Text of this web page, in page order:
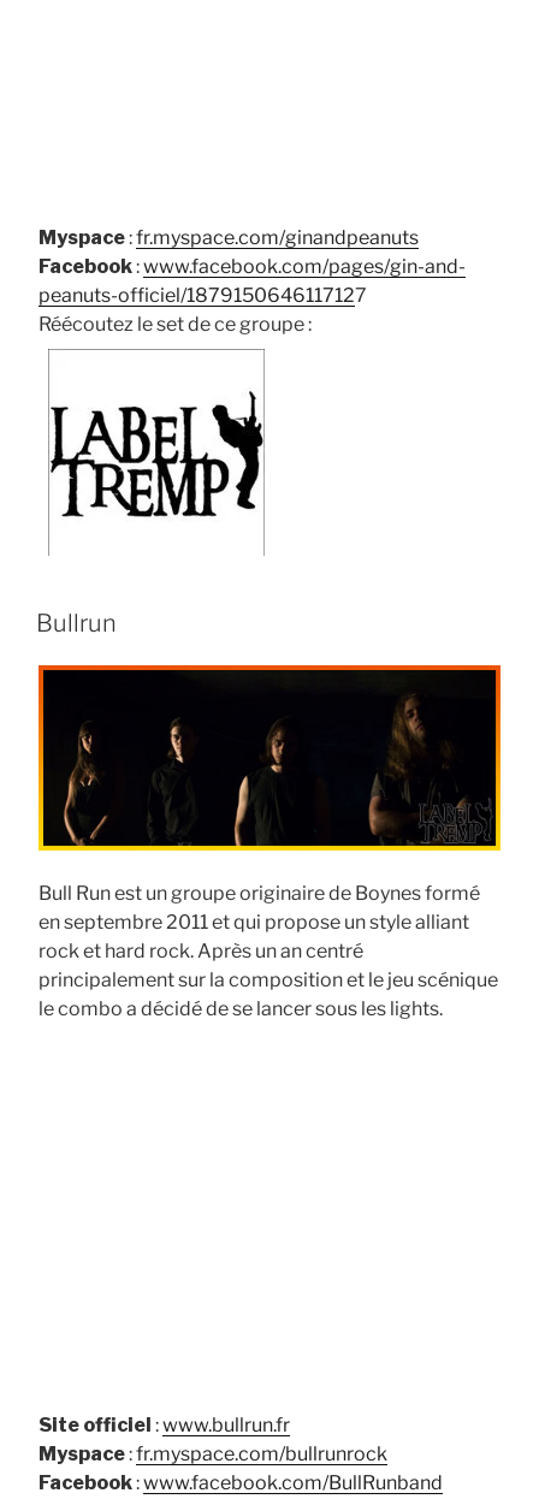
Myspace:fr.myspace.com/ginandpeanuts
Facebook:www.facebook.com/pages/gin-and-
peanuts-officiel/1879150646117127
Réécoutez le set de ce groupe :
Bullrun
Bull Run est un groupe originaire de Boynes formé
en septembre 2011 et qui propose un style alliant
rock et hard rock. Après un an centré
principalement sur la composition et le jeu scénique
le combo a décidé de se lancer sous les lights.
Site officiel :www.bullrun.fr
Myspace:fr.myspace.com/bullrunrock
Facebook:www.facebook.com/BullRunband